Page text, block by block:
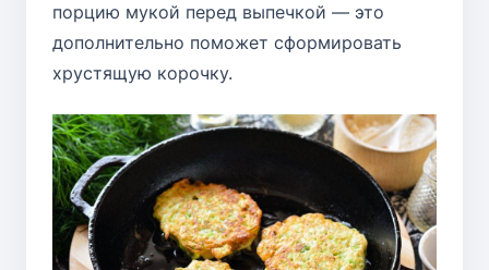
порцию мукой перед выпечкой — это
дополнительно поможет сформировать
хрустящую корочку.